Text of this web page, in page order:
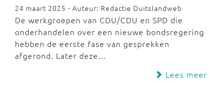
24 maart 2025 - Auteur: Redactie Duitslandweb
De werkgroepen van CDU/CDU en SPD die
onderhandelen over een nieuwe bondsregering
hebben de eerste fase van gesprekken
afgerond. Later deze…
Lees meer